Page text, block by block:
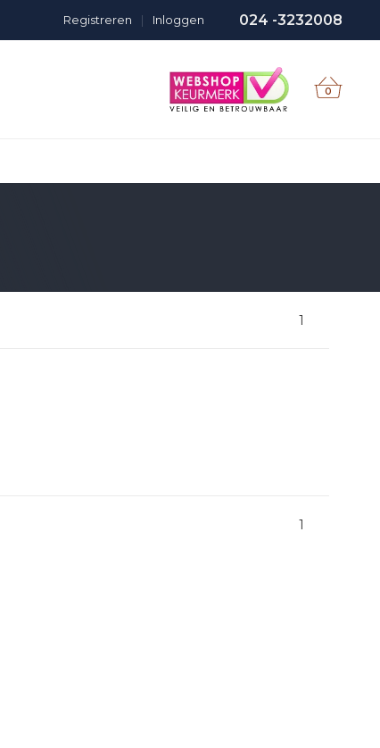
024 -3232008
Inloggen
|
Registreren
0
1
1